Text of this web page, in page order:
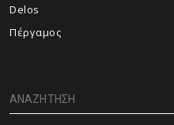
Delos
Πέργαμος